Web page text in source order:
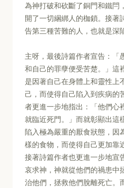
為神打破和砍斷了銅門和鐵閂
開了一切綑綁人的枷鎖。接著
告第三種苦難的人，也就是深
主呀，最後詩篇作者宣告：「
和自己的罪孽便受苦楚。」這
是因著自己在身體上和靈性上
己，而使得自己陷入到疾病的
者更進一步地指出：「他們心
就臨近死門。」而就彰顯出這
陷入極為嚴重的厭食狀態，因
樣的食物，而使得自己更加靠
接著詩篇作者也更進一步地宣
哀求神，神就從他們的禍患中
治他們，拯救他們脫離死亡。